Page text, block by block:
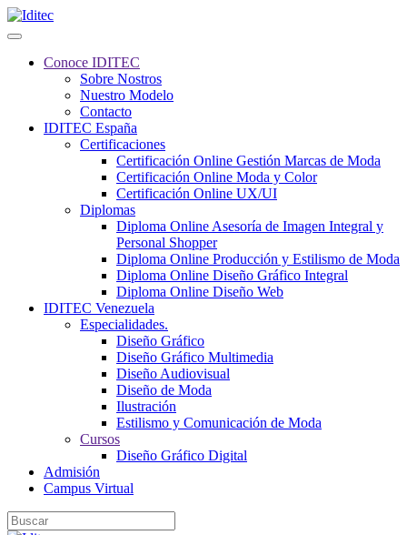
Conoce IDITEC
Sobre Nostros
Nuestro Modelo
Contacto
IDITEC España
Certificaciones
Certificación Online Gestión Marcas de Moda
Certificación Online Moda y Color
Certificación Online UX/UI
Diplomas
Diploma Online Asesoría de Imagen Integral y
Personal Shopper
Diploma Online Producción y Estilismo de Moda
Diploma Online Diseño Gráfico Integral
Diploma Online Diseño Web
IDITEC Venezuela
Especialidades.
Diseño Gráfico
Diseño Gráfico Multimedia
Diseño Audiovisual
Diseño de Moda
Ilustración
Estilismo y Comunicación de Moda
Cursos
Diseño Gráfico Digital
Admisión
Campus Virtual